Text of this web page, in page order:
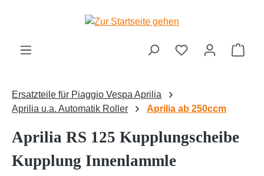
Zum Hauptinhalt springen
Ersatzteile für Piaggio Vespa Aprilia
Aprilia u.a. Automatik Roller
Aprilia ab 250ccm
Aprilia RS 125 Kupplungscheibe
Kupplung Innenlammle